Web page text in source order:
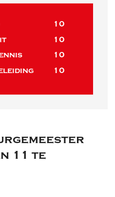
10
10
10
10
11 te